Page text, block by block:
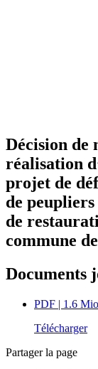
Décision de
réalisation
projet de
de
de
commune
Documents
PDF | 1.6 Mio
Télécharger
Partager la page